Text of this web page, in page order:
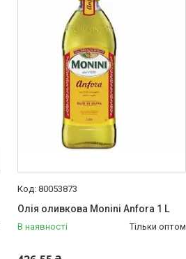
80053873
Олія оливкова Monini Anfora 1 L
В наявності Тільки оптом